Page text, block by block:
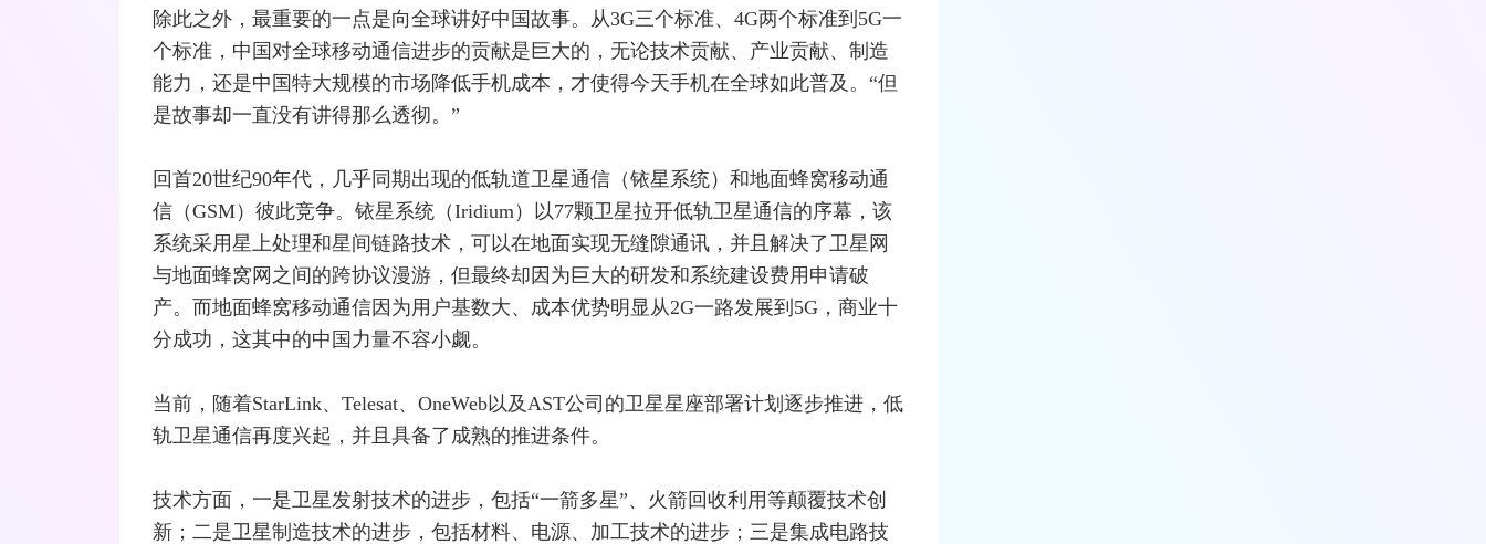
除此之外，最重要的一点是向全球讲好中国故事。从3G三个标准、4G两个标准到5G一
个标准，中国对全球移动通信进步的贡献是巨大的，无论技术贡献、产业贡献、制造
能力，还是中国特大规模的市场降低手机成本，才使得今天手机在全球如此普及。“但
是故事却一直没有讲得那么透彻。”
回首20世纪90年代，几乎同期出现的低轨道卫星通信（铱星系统）和地面蜂窝移动通
信（GSM）彼此竞争。铱星系统（Iridium）以77颗卫星拉开低轨卫星通信的序幕，该
系统采用星上处理和星间链路技术，可以在地面实现无缝隙通讯，并且解决了卫星网
与地面蜂窝网之间的跨协议漫游，但最终却因为巨大的研发和系统建设费用申请破
产。而地面蜂窝移动通信因为用户基数大、成本优势明显从2G一路发展到5G，商业十
分成功，这其中的中国力量不容小觑。
当前，随着StarLink、Telesat、OneWeb以及AST公司的卫星星座部署计划逐步推进，低
轨卫星通信再度兴起，并且具备了成熟的推进条件。
技术方面，一是卫星发射技术的进步，包括“一箭多星”、火箭回收利用等颠覆技术创
新；二是卫星制造技术的进步，包括材料、电源、加工技术的进步；三是集成电路技